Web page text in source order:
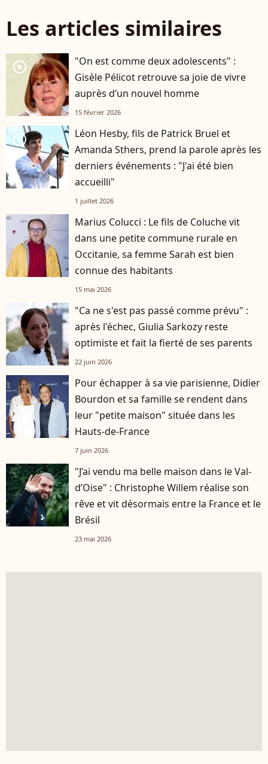
Les articles similaires
player2
"On est comme deux adolescents" :
Gisèle Pélicot retrouve sa joie de vivre
auprès d’un nouvel homme
15 février 2026
player2
Léon Hesby, fils de Patrick Bruel et
Amanda Sthers, prend la parole après les
derniers événements : "J'ai été bien
accueilli"
1 juillet 2026
Marius Colucci : Le fils de Coluche vit
dans une petite commune rurale en
Occitanie, sa femme Sarah est bien
connue des habitants
15 mai 2026
"Ca ne s'est pas passé comme prévu" :
après l'échec, Giulia Sarkozy reste
optimiste et fait la fierté de ses parents
22 juin 2026
Pour échapper à sa vie parisienne, Didier
Bourdon et sa famille se rendent dans
leur "petite maison" située dans les
Hauts-de-France
7 juin 2026
"J’ai vendu ma belle maison dans le Val-
d’Oise" : Christophe Willem réalise son
rêve et vit désormais entre la France et le
Brésil
23 mai 2026